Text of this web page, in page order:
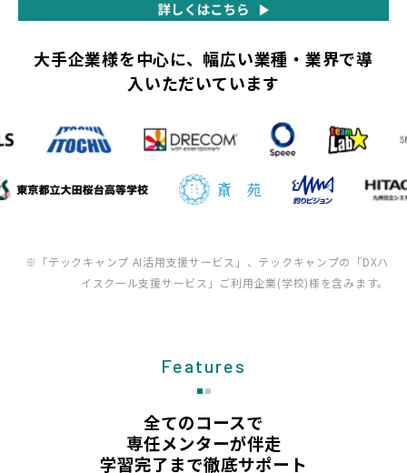
大手企業様を中心に、幅広い業種・業界で導
入いただいています
※「テックキャンプ AI活用支援サービス」、テックキャンプの「DXハ
イスクール支援サービス」ご利用企業(学校)様を含みます。
Features
全てのコースで
専任メンターが伴走
学習完了まで徹底サポート